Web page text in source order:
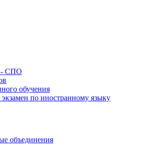
- СПО
обучения
по иностранному языку
объединения